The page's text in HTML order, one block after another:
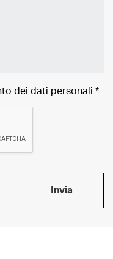
dei dati personali *
Invia